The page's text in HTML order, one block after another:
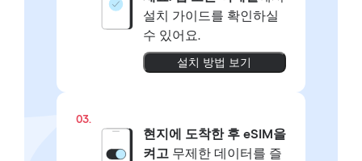
설치 가이드를 확인하실
수 있어요.
설치 방법 보기
03.
현지에 도착한 후 eSIM을
켜고 무제한 데이터를 즐